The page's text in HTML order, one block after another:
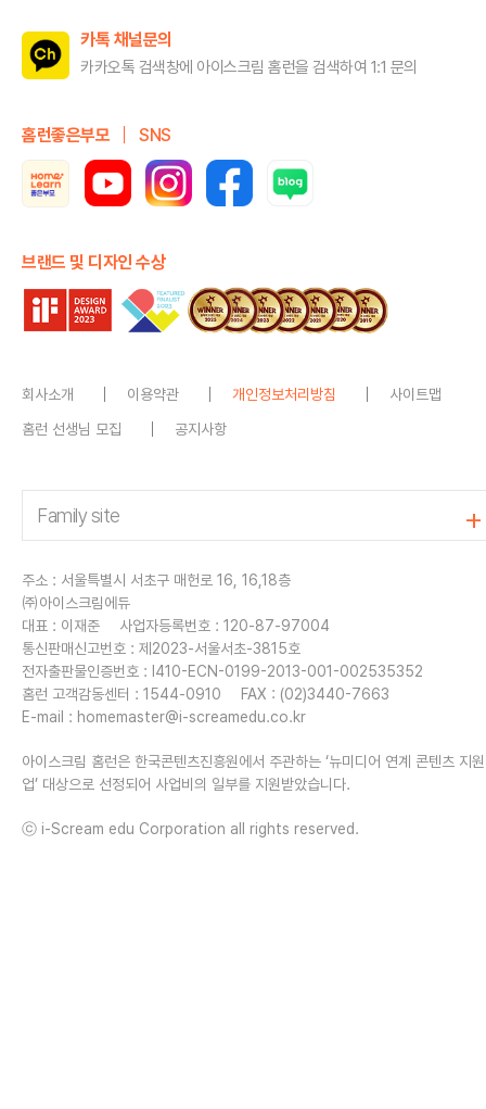
카톡 채널문의
카카오톡 검색창에 아이스크림 홈런을 검색하여 1:1 문의
홈런좋은부모 SNS
브랜드 및 디자인 수상
회사소개 이용약관 개인정보처리방침
사이트맵
홈런 선생님 모집
공지사항
주소 : 서울특별시 서초구 매헌로 16, 16,18층
㈜아이스크림에듀
대표 : 이재준
사업자등록번호 : 120-87-97004
통신판매신고번호 : 제2023-서울서초-3815호
전자출판물인증번호 : I410-ECN-0199-2013-001-002535352
홈런 고객감동센터 : 1544-0910
FAX : (02)3440-7663
E-mail : homemaster@i-screamedu.co.kr
아이스크림 홈런은 한국콘텐츠진흥원에서 주관하는 ‘뉴미디어 연계 콘텐츠 지
업’ 대상으로 선정되어 사업비의 일부를 지원받았습니다.
ⓒ i-Scream edu Corporation all rights reserved.